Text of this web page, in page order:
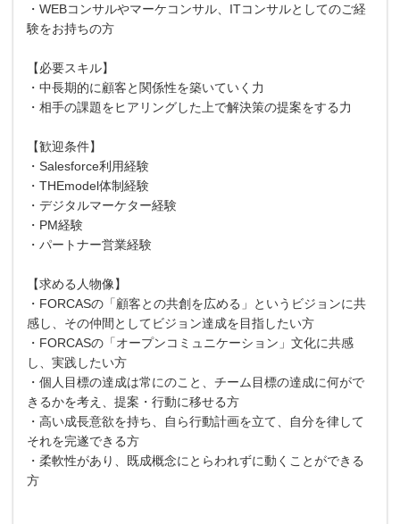
・WEBコンサルやマーケコンサル、ITコンサルとしてのご経
験をお持ちの方
【必要スキル】
・中長期的に顧客と関係性を築いていく力
・相手の課題をヒアリングした上で解決策の提案をする力
【歓迎条件】
・Salesforce利用経験
・THEmodel体制経験
・デジタルマーケター経験
・PM経験
・パートナー営業経験
【求める人物像】
・FORCASの「顧客との共創を広める」というビジョンに共
感し、その仲間としてビジョン達成を目指したい方
・FORCASの「オープンコミュニケーション」文化に共感
し、実践したい方
・個人目標の達成は常にのこと、チーム目標の達成に何がで
きるかを考え、提案・行動に移せる方
・高い成長意欲を持ち、自ら行動計画を立て、自分を律して
それを完遂できる方
・柔軟性があり、既成概念にとらわれずに動くことができる
方